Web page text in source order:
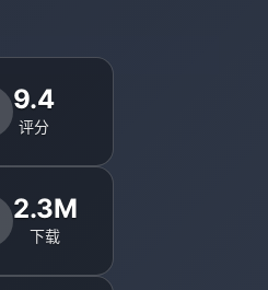
9.4
评分
2.3M
下载